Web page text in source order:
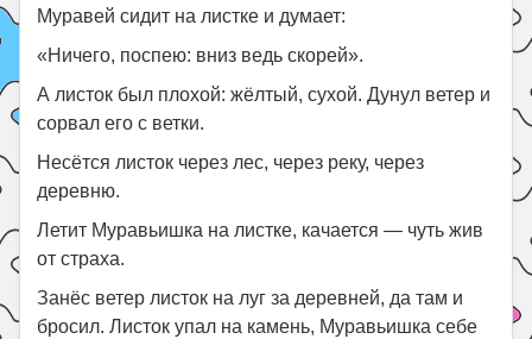
Муравей сидит на листке и думает:
«Ничего, поспею: вниз ведь скорей».
А листок был плохой: жёлтый, сухой. Дунул ветер и
сорвал его с ветки.
Несётся листок через лес, через реку, через
деревню.
Летит Муравьишка на листке, качается — чуть жив
от страха.
Занёс ветер листок на луг за деревней, да там и
бросил. Листок упал на камень, Муравьишка себе